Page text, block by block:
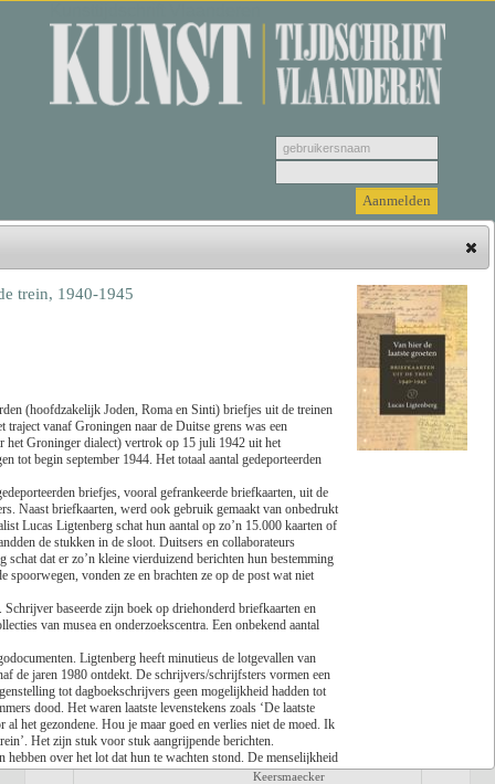
Hieronder vindt u de jongste recensies. Selecteer
een genre, vervolgens selecteer de recensie die u
wenst u te bekijken en klik tenslotte op 'Lees
recensie'.
Zoeken Genre
Lees recensie
Titel Auteur
Een verwittigd man is
niets waard
Dimitri
Verhulst
Het raadsel van de
anderen
Benno
Barnard
Fake Profiel
Luc de
Keersmaecker
trein, 1940-1945
(hoofdzakelijk Joden, Roma en Sinti) briefjes uit de treinen
vanaf Groningen naar de Duitse grens was een
het Groninger dialect) vertrok op 15 juli 1942 uit het
tot begin september 1944. Het totaal aantal gedeporteerden
briefjes, vooral gefrankeerde briefkaarten, uit de
Naast briefkaarten, werd ook gebruik gemaakt van onbedrukt
Lucas Ligtenberg schat hun aantal op zo’n 15.000 kaarten of
de stukken in de sloot. Duitsers en collaborateurs
dat er zo’n kleine vierduizend berichten hun bestemming
vonden ze en brachten ze op de post wat niet
baseerde zijn boek op driehonderd briefkaarten en
van musea en onderzoekscentra. Een onbekend aantal
Ligtenberg heeft minutieus de lotgevallen van
de jaren 1980 ontdekt. De schrijvers/schrijfsters vormen een
tot dagboekschrijvers geen mogelijkheid hadden tot
dood. Het waren laatste levenstekens zoals ‘De laatste
het gezondene. Hou je maar goed en verlies niet de moed. Ik
Het zijn stuk voor stuk aangrijpende berichten.
over het lot dat hun te wachten stond. De menselijkheid
einde dat hen opwachtte. Een boek dat men na lezing niet